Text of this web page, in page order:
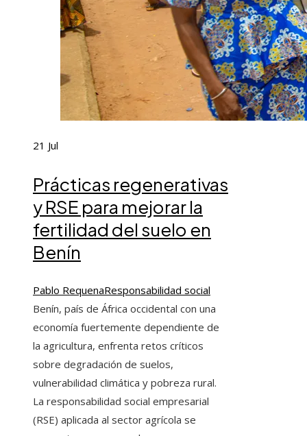
21 Jul
Prácticas regenerativas
y RSE para mejorar la
fertilidad del suelo en
Benín
Pablo RequenaResponsabilidad social
Benín, país de África occidental con una
economía fuertemente dependiente de
la agricultura, enfrenta retos críticos
sobre degradación de suelos,
vulnerabilidad climática y pobreza rural.
La responsabilidad social empresarial
(RSE) aplicada al sector agrícola se